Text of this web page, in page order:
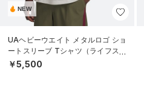
NEW
UAヘビーウエイト メタルロゴ ショ
ートスリーブ Tシャツ（ライフスタ
イル/MEN）
￥5,500